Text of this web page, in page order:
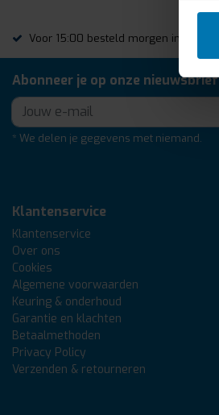
Voor 15:00 besteld morgen in huis
Abonneer je op onze nieuwsbrief
* We delen je gegevens met niemand.
Klantenservice
Klantenservice
Over ons
Cookies
Algemene voorwaarden
Keuring & onderhoud
Garantie en klachten
Betaalmethoden
Privacy Policy
Verzenden & retourneren